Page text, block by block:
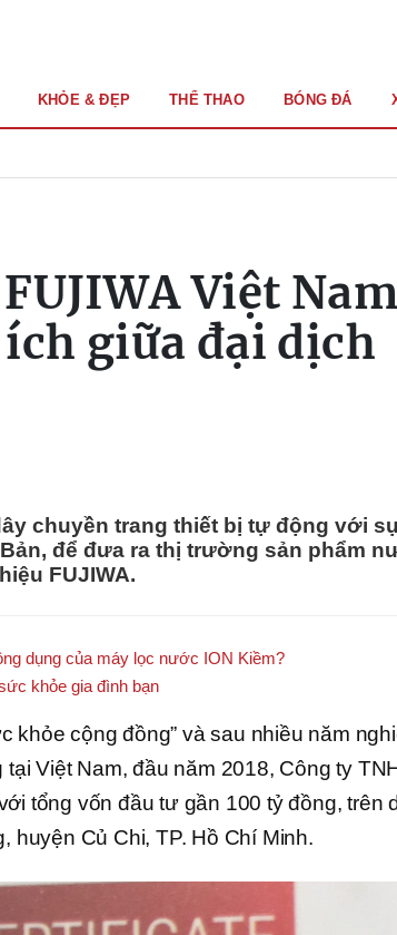
KHỎE & ĐẸP THỂ THAO BÓNG ĐÁ
Việt
giữa đại dịch
chuyền trang thiết bị tự động với
để đưa ra thị trường sản phẩm
FUJIWA.
dụng của máy lọc nước ION Kiềm?
khỏe gia đình bạn
khỏe cộng đồng” và sau nhiều năm
Việt Nam, đầu năm 2018, Công ty
tổng vốn đầu tư gần 100 tỷ đồng, trên
huyện Củ Chi, TP. Hồ Chí Minh.